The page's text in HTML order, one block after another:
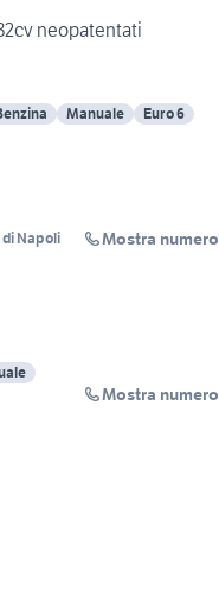
neopatentati
Manuale Euro 6
Napoli Mostra numero
Mostra numero